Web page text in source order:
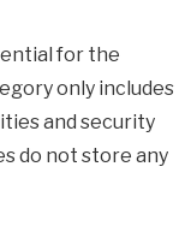
for the
only includes
and security
do not store any